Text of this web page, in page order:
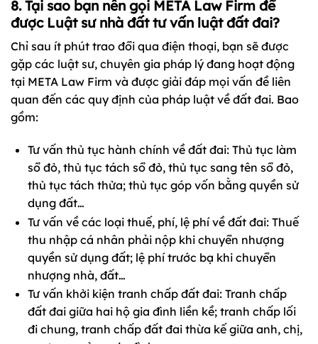
8. Tại sao bạn nên gọi META Law Firm để
được Luật sư nhà đất tư vấn luật đất đai?
Chỉ sau ít phút trao đổi qua điện thoại, bạn sẽ được
gặp các luật sư, chuyên gia pháp lý đang hoạt động
tại META Law Firm và được giải đáp mọi vấn đề liên
quan đến các quy định của pháp luật về đất đai. Bao
gồm:
Tư vấn thủ tục hành chính về đất đai: Thủ tục làm
sổ đỏ, thủ tục tách sổ đỏ, thủ tục sang tên sổ đỏ,
thủ tục tách thửa; thủ tục góp vốn bằng quyền sử
dụng đất…
Tư vấn về các loại thuế, phí, lệ phí về đất đai: Thuế
thu nhập cá nhân phải nộp khi chuyển nhượng
quyền sử dụng đất; lệ phí trước bạ khi chuyển
nhượng nhà, đất…
Tư vấn khởi kiện tranh chấp đất đai: Tranh chấp
đất đai giữa hai hộ gia đình liền kề; tranh chấp lối
đi chung, tranh chấp đất đai thừa kế giữa anh, chị,